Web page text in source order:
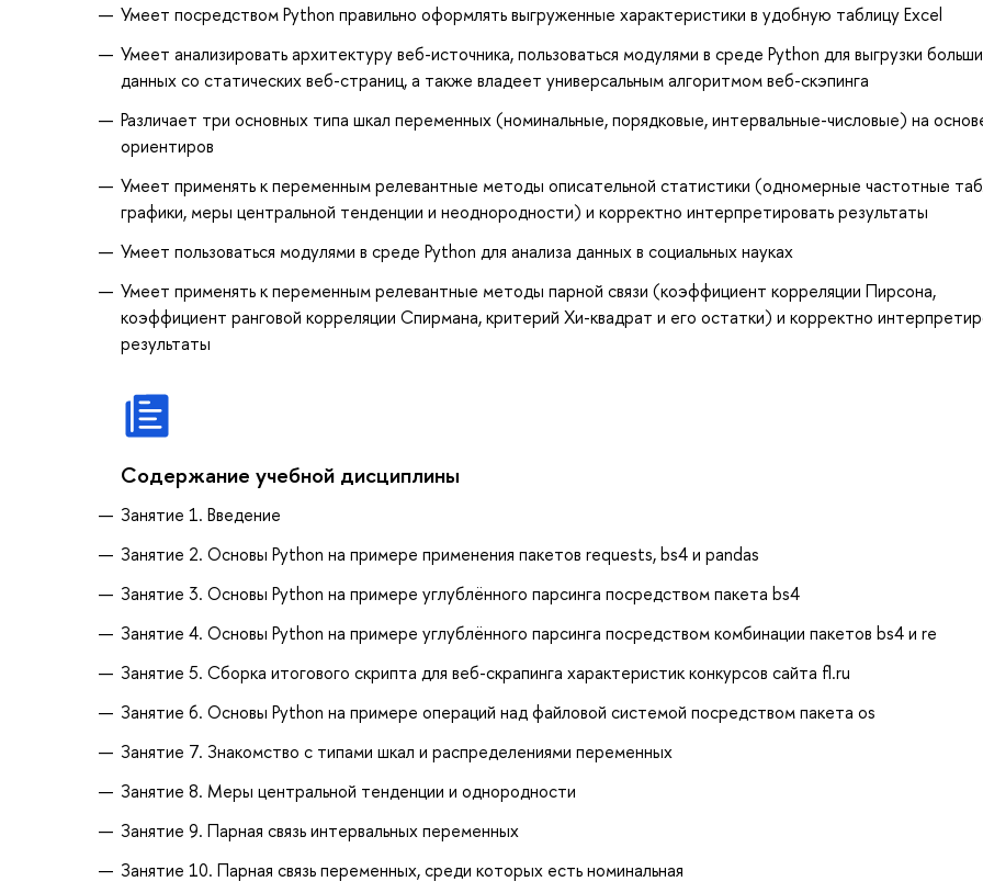
Умеет посредством Python правильно оформлять выгруженные характеристики в удобную таблицу Excel
Умеет анализировать архитектуру веб-источника, пользоваться модулями в среде Python для выгрузки
данных со статических веб-страниц, а также владеет универсальным алгоритмом веб-скэпинга
Различает три основных типа шкал переменных (номинальные, порядковые, интервальные-числовые) на
ориентиров
Умеет применять к переменным релевантные методы описательной статистики (одномерные частотные
графики, меры центральной тенденции и неоднородности) и корректно интерпретировать результаты
Умеет пользоваться модулями в среде Python для анализа данных в социальных науках
Умеет применять к переменным релевантные методы парной связи (коэффициент корреляции Пирсона,
коэффициент ранговой корреляции Спирмана, критерий Хи-квадрат и его остатки) и корректно
результаты
Содержание учебной дисциплины
Занятие 1. Введение
Занятие 2. Основы Python на примере применения пакетов requests, bs4 и pandas
Занятие 3. Основы Python на примере углублённого парсинга посредством пакета bs4
Занятие 4. Основы Python на примере углублённого парсинга посредством комбинации пакетов bs4 и re
Занятие 5. Сборка итогового скрипта для веб-скрапинга характеристик конкурсов сайта fl.ru
Занятие 6. Основы Python на примере операций над файловой системой посредством пакета os
Занятие 7. Знакомство с типами шкал и распределениями переменных
Занятие 8. Меры центральной тенденции и однородности
Занятие 9. Парная связь интервальных переменных
Занятие 10. Парная связь переменных, среди которых есть номинальная